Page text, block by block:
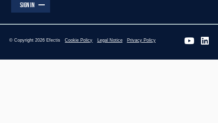
SIGN IN
© Copyright 2026 Efectis Cookie Policy Legal Notice Privacy Policy